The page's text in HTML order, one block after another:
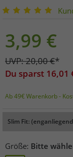
3,99 €
UVP:20,00€*
Du sparst 16,01
Ab 49€ Warenkorb -
Slim Fit:
Größe: Bitte